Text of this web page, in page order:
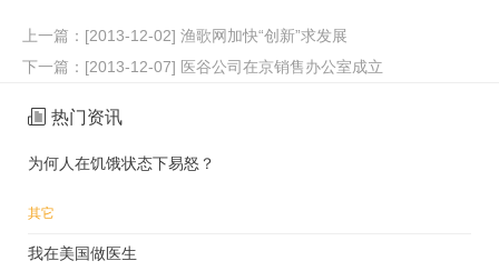
上一篇： [2013-12-02] 渔歌网加快“创新”求发展
下一篇： [2013-12-07] 医谷公司在京销售办公室成立
热门资讯
为何人在饥饿状态下易怒？
其它
我在美国做医生